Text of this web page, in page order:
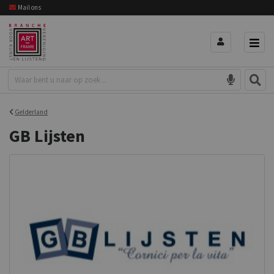
Mail ons
Gelderland
GB Lijsten